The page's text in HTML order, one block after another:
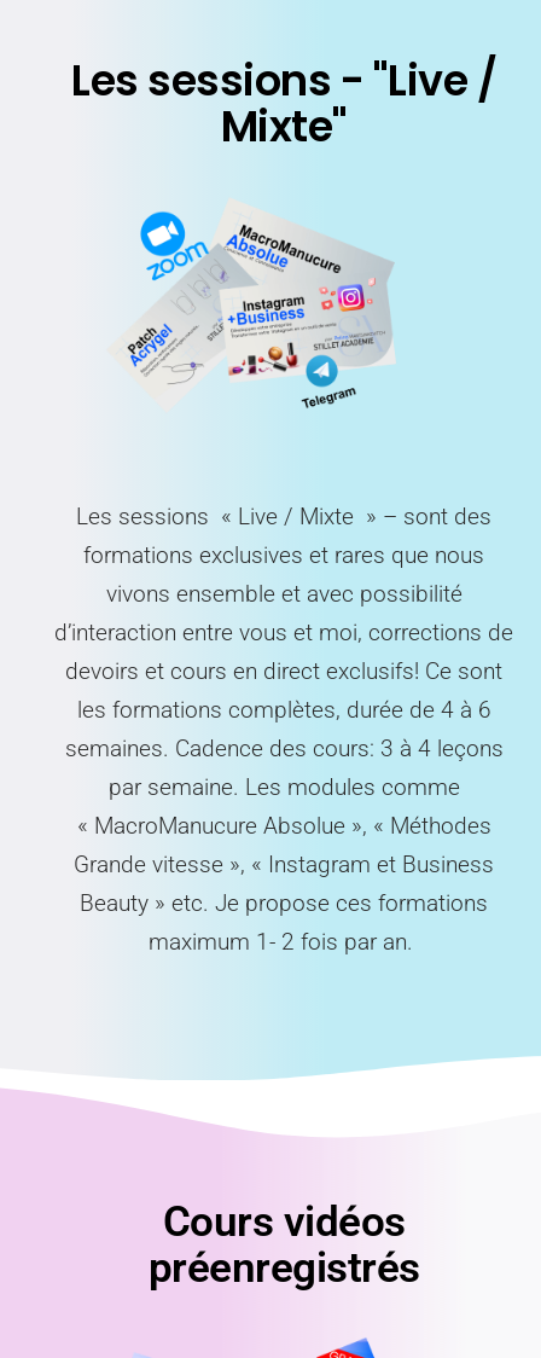
Les sessions « Live / Mixte » – sont des
formations exclusives et rares que nous
vivons ensemble et avec possibilité
d’interaction entre vous et moi, corrections de
devoirs et cours en direct exclusifs! Ce sont
les formations complètes, durée de 4 à 6
semaines. Cadence des cours: 3 à 4 leçons
par semaine. Les modules comme
« MacroManucure Absolue », « Méthodes
Grande vitesse », « Instagram et Business
Beauty » etc. Je propose ces formations
maximum 1- 2 fois par an.
Les sessions - "Live /
Mixte"
Cours vidéos
préenregistrés